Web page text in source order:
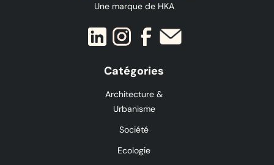
Une marque de HKA
Catégories
Architecture &
Urbanisme
Société
Ecologie